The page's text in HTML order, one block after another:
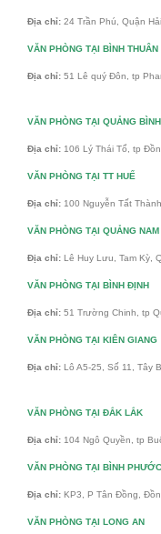
Địa chỉ: 24 Trần Phú, Quận
VĂN PHÒNG TẠI BÌNH THUÂN
Địa chỉ: 51 Lê quý Đôn, tp
VĂN PHÒNG TẠI QUẢNG BÌNH
Địa chỉ: 106 Lý Thái Tổ, tp
VĂN PHÒNG TẠI TT HUẾ
Địa chỉ: 100 Nguyễn Tất
VĂN PHÒNG TẠI QUẢNG NAM
Địa chỉ: Lê Huy Lưu, Tam Kỳ,
VĂN PHÒNG TẠI BÌNH ĐỊNH
Địa chỉ: 51 Trường Chinh, tp
VĂN PHÒNG TẠI KIÊN GIANG
Địa chỉ: Lô A5-25, Số 11, Tây
VĂN PHÒNG TẠI ĐẮK LẮK
Địa chỉ: 104 Ngô Quyền, tp
VĂN PHÒNG TẠI BÌNH PHƯỚC
Địa chỉ: KP3, P Tân Đồng,
VĂN PHÒNG TẠI LONG AN